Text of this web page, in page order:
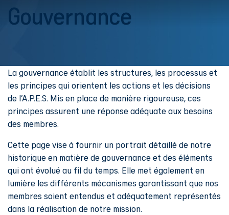
Gouvernance
La gouvernance établit les structures, les processus et
les principes qui orientent les actions et les décisions
de l’A.P.E.S. Mis en place de manière rigoureuse, ces
principes assurent une réponse adéquate aux besoins
des membres.
Cette page vise à fournir un portrait détaillé de notre
historique en matière de gouvernance et des éléments
qui ont évolué au fil du temps. Elle met également en
lumière les différents mécanismes garantissant que nos
membres soient entendus et adéquatement représentés
dans la réalisation de notre mission.